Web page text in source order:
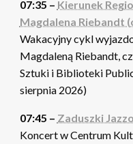
07:35 – Kierunek
Magdalena Riebandt
Wakacyjny cykl
Magdaleną Riebandt,
Sztuki i Biblioteki
sierpnia 2026)
07:45 – Zaduszki
Koncert w Centrum